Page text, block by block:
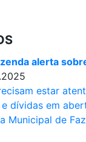
alerta
estar
dívidas em
Municipal de